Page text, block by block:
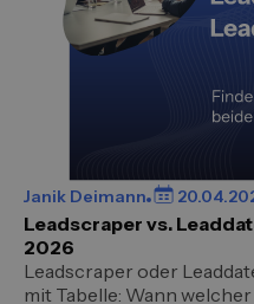
Janik Deimann
Leadscraper vs.
2026
Leadscraper oder
mit Tabelle: Wann